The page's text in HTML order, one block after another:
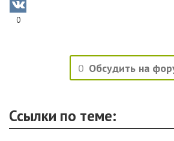
0
0 Обсудить на
Ссылки по теме: